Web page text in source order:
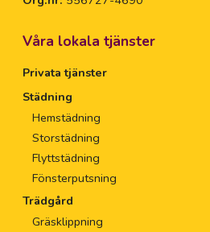
Våra lokala tjänster
Privata tjänster
Städning
Hemstädning
Storstädning
Flyttstädning
Fönsterputsning
Trädgård
Gräsklippning